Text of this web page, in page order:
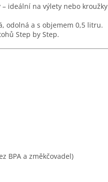
– ideální na výlety nebo kroužky
odolná a s objemem 0,5 litru.
Step by Step.
BPA a změkčovadel)